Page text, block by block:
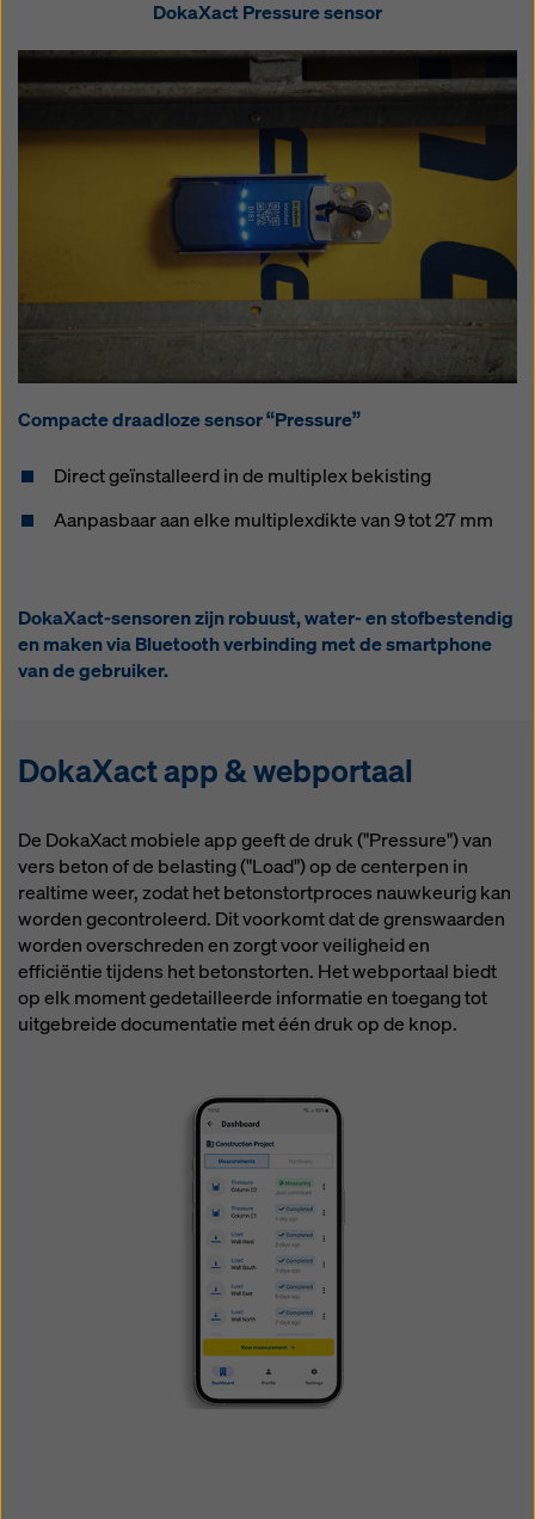
DokaXact Pressure sensor
Compacte draadloze sensor “Pressure”
Direct geïnstalleerd in de multiplex bekisting
Aanpasbaar aan elke multiplexdikte van 9 tot 27 mm
DokaXact-sensoren zijn robuust, water- en stofbestendig
en maken via Bluetooth verbinding met de smartphone
van de gebruiker.
DokaXact app & webportaal
De DokaXact mobiele app geeft de druk ("Pressure") van
vers beton of de belasting ("Load") op de centerpen in
realtime weer, zodat het betonstortproces nauwkeurig kan
worden gecontroleerd. Dit voorkomt dat de grenswaarden
worden overschreden en zorgt voor veiligheid en
efficiëntie tijdens het betonstorten. Het webportaal biedt
op elk moment gedetailleerde informatie en toegang tot
uitgebreide documentatie met één druk op de knop.